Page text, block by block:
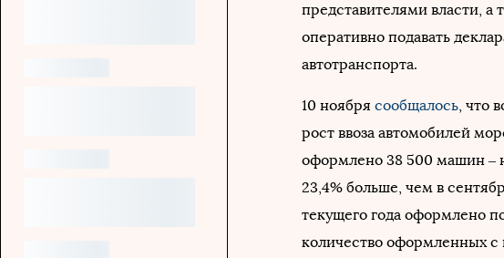
представителями власти,
оперативно подавать
автотранспорта.
10 ноября сообщалось, что
рост ввоза автомобилей
оформлено 38 500 машин –
23,4% больше, чем в
текущего года оформлено
количество оформленных с